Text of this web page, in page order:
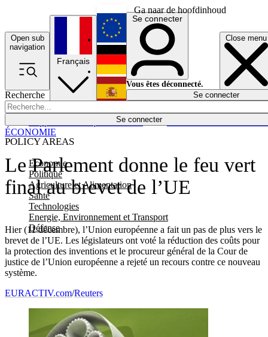
Ga naar de hoofdinhoud
Open sub
navigation
Close menu
Recherche
Se connecter
POLICY AREAS
Economie
Politique
Agriculture et Alimentation
Santé
Technologies
Energie, Environnement et Transport
Défense
Économie
Français
English
Deutsch
Español
Se connecter
Vous êtes déconnecté.
Se connecter
Le Parlement donne le feu vert
final au brevet de l’UE
Hier (11 décembre), l’Union européenne a fait un pas de plus vers le
brevet de l’UE. Les législateurs ont voté la réduction des coûts pour
la protection des inventions et le procureur général de la Cour de
justice de l’Union européenne a rejeté un recours contre ce nouveau
système.
ÉCONOMIE
EURACTIV.com/Reuters